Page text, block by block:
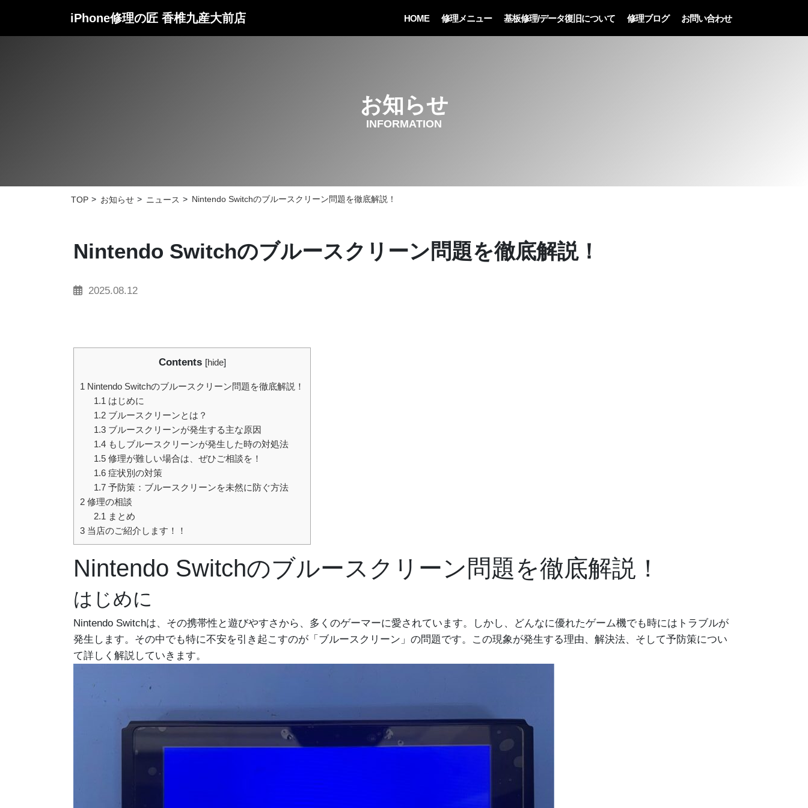
iPhone修理の匠 香椎九産大前店 HOME 修理メニュー 基板修理/データ復旧について 修理ブログ お問い合わせ
お知らせ
INFORMATION
TOP お知らせ ニュース Nintendo Switchのブルースクリーン問題を徹底解説！
Nintendo Switchのブルースクリーン問題を徹底解説！
2025.08.12
Contents [hide]
1 Nintendo Switchのブルースクリーン問題を徹底解説！
1.1 はじめに
1.2ブルースクリーンとは？
1.3ブルースクリーンが発生する主な原因
1.4もしブルースクリーンが発生した時の対処法
1.5修理が難しい場合は、ぜひご相談を！
1.6症状別の対策
1.7予防策：ブルースクリーンを未然に防ぐ方法
2 修理の相談
2.1 まとめ
3 当店のご紹介します！！
Nintendo Switchのブルースクリーン問題を徹底解説！
はじめに
Nintendo Switchは、その携帯性と遊びやすさから、多くのゲーマーに愛されています。しかし、どんなに優れたゲーム機でも時にはトラブルが
発生します。その中でも特に不安を引き起こすのが「ブルースクリーン」の問題です。この現象が発生する理由、解決法、そして予防策につい
て詳しく解説していきます。